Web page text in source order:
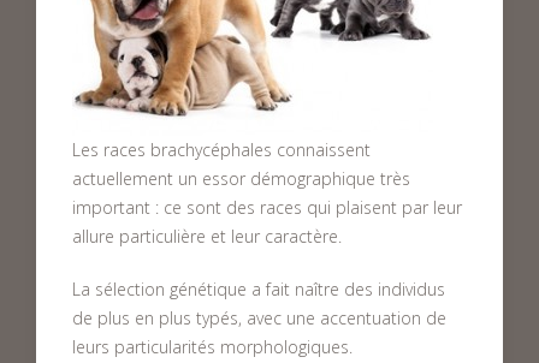
Les races brachycéphales connaissent
actuellement un essor démographique très
important : ce sont des races qui plaisent par leur
allure particulière et leur caractère.
La sélection génétique a fait naître des individus
de plus en plus typés, avec une accentuation de
leurs particularités morphologiques.